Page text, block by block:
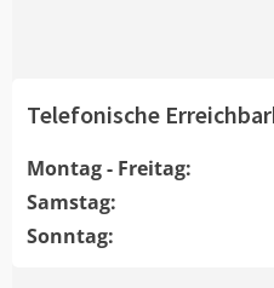
Telefonische
Montag - Freitag:
Samstag:
Sonntag: